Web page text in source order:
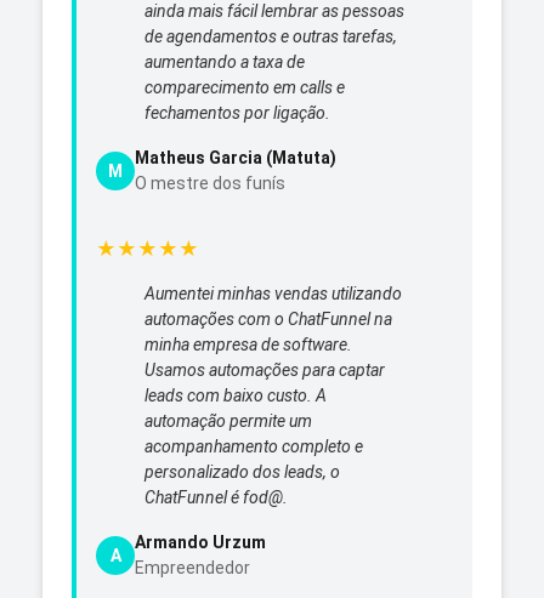
ainda mais fácil lembrar as pessoas
de agendamentos e outras tarefas,
aumentando a taxa de
comparecimento em calls e
fechamentos por ligação.
M
Matheus Garcia (Matuta)
O mestre dos funís
★ ★ ★ ★ ★
Aumentei minhas vendas utilizando
automações com o ChatFunnel na
minha empresa de software.
Usamos automações para captar
leads com baixo custo. A
automação permite um
acompanhamento completo e
personalizado dos leads, o
ChatFunnel é fod@.
A
Armando Urzum
Empreendedor